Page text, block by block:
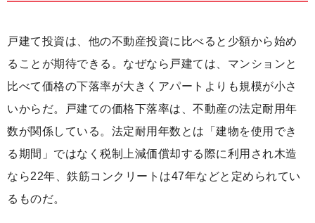
戸建て投資は、他の不動産投資に比べると少額から始め
ることが期待できる。なぜなら戸建ては、マンションと
比べて価格の下落率が大きくアパートよりも規模が小さ
いからだ。戸建ての価格下落率は、不動産の法定耐用年
数が関係している。法定耐用年数とは「建物を使用でき
る期間」ではなく税制上減価償却する際に利用され木造
なら22年、鉄筋コンクリートは47年などと定められてい
るものだ。